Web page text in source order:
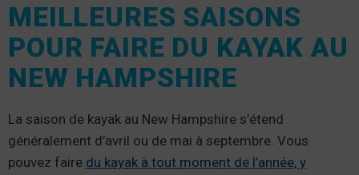
MEILLEURES SAISONS
POUR FAIRE DU KAYAK AU
NEW HAMPSHIRE
La saison de kayak au New Hampshire s’étend
généralement d’avril ou de mai à septembre. Vous
pouvez faire du kayak à tout moment de l’année, y